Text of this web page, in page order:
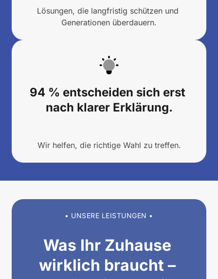
Lösungen, die langfristig schützen und
Generationen überdauern.
94 % entscheiden sich erst
nach klarer Erklärung.
Wir helfen, die richtige Wahl zu treffen.
• UNSERE LEISTUNGEN •
Was Ihr Zuhause
wirklich braucht –